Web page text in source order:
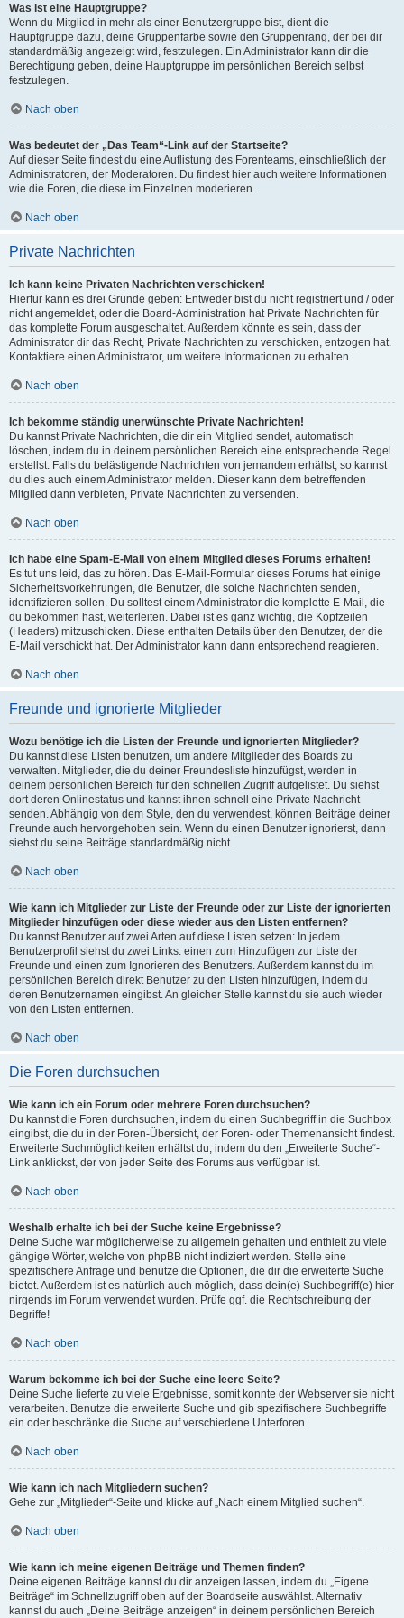
Was ist eine Hauptgruppe?
Wenn du Mitglied in mehr als einer Benutzergruppe bist, dient die
Hauptgruppe dazu, deine Gruppenfarbe sowie den Gruppenrang, der bei dir
standardmäßig angezeigt wird, festzulegen. Ein Administrator kann dir die
Berechtigung geben, deine Hauptgruppe im persönlichen Bereich selbst
festzulegen.
Nach oben
Was bedeutet der „Das Team“-Link auf der Startseite?
Auf dieser Seite findest du eine Auflistung des Forenteams, einschließlich der
Administratoren, der Moderatoren. Du findest hier auch weitere Informationen
wie die Foren, die diese im Einzelnen moderieren.
Nach oben
Private Nachrichten
Ich kann keine Privaten Nachrichten verschicken!
Hierfür kann es drei Gründe geben: Entweder bist du nicht registriert und / oder
nicht angemeldet, oder die Board-Administration hat Private Nachrichten für
das komplette Forum ausgeschaltet. Außerdem könnte es sein, dass der
Administrator dir das Recht, Private Nachrichten zu verschicken, entzogen hat.
Kontaktiere einen Administrator, um weitere Informationen zu erhalten.
Nach oben
Ich bekomme ständig unerwünschte Private Nachrichten!
Du kannst Private Nachrichten, die dir ein Mitglied sendet, automatisch
löschen, indem du in deinem persönlichen Bereich eine entsprechende Regel
erstellst. Falls du belästigende Nachrichten von jemandem erhältst, so kannst
du dies auch einem Administrator melden. Dieser kann dem betreffenden
Mitglied dann verbieten, Private Nachrichten zu versenden.
Nach oben
Ich habe eine Spam-E-Mail von einem Mitglied dieses Forums erhalten!
Es tut uns leid, das zu hören. Das E-Mail-Formular dieses Forums hat einige
Sicherheitsvorkehrungen, die Benutzer, die solche Nachrichten senden,
identifizieren sollen. Du solltest einem Administrator die komplette E-Mail, die
du bekommen hast, weiterleiten. Dabei ist es ganz wichtig, die Kopfzeilen
(Headers) mitzuschicken. Diese enthalten Details über den Benutzer, der die
E-Mail verschickt hat. Der Administrator kann dann entsprechend reagieren.
Nach oben
Freunde und ignorierte Mitglieder
Wozu benötige ich die Listen der Freunde und ignorierten Mitglieder?
Du kannst diese Listen benutzen, um andere Mitglieder des Boards zu
verwalten. Mitglieder, die du deiner Freundesliste hinzufügst, werden in
deinem persönlichen Bereich für den schnellen Zugriff aufgelistet. Du siehst
dort deren Onlinestatus und kannst ihnen schnell eine Private Nachricht
senden. Abhängig von dem Style, den du verwendest, können Beiträge deiner
Freunde auch hervorgehoben sein. Wenn du einen Benutzer ignorierst, dann
siehst du seine Beiträge standardmäßig nicht.
Nach oben
Wie kann ich Mitglieder zur Liste der Freunde oder zur Liste der ignorierten
Mitglieder hinzufügen oder diese wieder aus den Listen entfernen?
Du kannst Benutzer auf zwei Arten auf diese Listen setzen: In jedem
Benutzerprofil siehst du zwei Links: einen zum Hinzufügen zur Liste der
Freunde und einen zum Ignorieren des Benutzers. Außerdem kannst du im
persönlichen Bereich direkt Benutzer zu den Listen hinzufügen, indem du
deren Benutzernamen eingibst. An gleicher Stelle kannst du sie auch wieder
von den Listen entfernen.
Nach oben
Die Foren durchsuchen
Wie kann ich ein Forum oder mehrere Foren durchsuchen?
Du kannst die Foren durchsuchen, indem du einen Suchbegriff in die Suchbox
eingibst, die du in der Foren-Übersicht, der Foren- oder Themenansicht findest.
Erweiterte Suchmöglichkeiten erhältst du, indem du den „Erweiterte Suche“-
Link anklickst, der von jeder Seite des Forums aus verfügbar ist.
Nach oben
Weshalb erhalte ich bei der Suche keine Ergebnisse?
Deine Suche war möglicherweise zu allgemein gehalten und enthielt zu viele
gängige Wörter, welche von phpBB nicht indiziert werden. Stelle eine
spezifischere Anfrage und benutze die Optionen, die dir die erweiterte Suche
bietet. Außerdem ist es natürlich auch möglich, dass dein(e) Suchbegriff(e) hier
nirgends im Forum verwendet wurden. Prüfe ggf. die Rechtschreibung der
Begriffe!
Nach oben
Warum bekomme ich bei der Suche eine leere Seite?
Deine Suche lieferte zu viele Ergebnisse, somit konnte der Webserver sie nicht
verarbeiten. Benutze die erweiterte Suche und gib spezifischere Suchbegriffe
ein oder beschränke die Suche auf verschiedene Unterforen.
Nach oben
Wie kann ich nach Mitgliedern suchen?
Gehe zur „Mitglieder“-Seite und klicke auf „Nach einem Mitglied suchen“.
Nach oben
Wie kann ich meine eigenen Beiträge und Themen finden?
Deine eigenen Beiträge kannst du dir anzeigen lassen, indem du „Eigene
Beiträge“ im Schnellzugriff oben auf der Boardseite auswählst. Alternativ
kannst du auch „Deine Beiträge anzeigen“ in deinem persönlichen Bereich